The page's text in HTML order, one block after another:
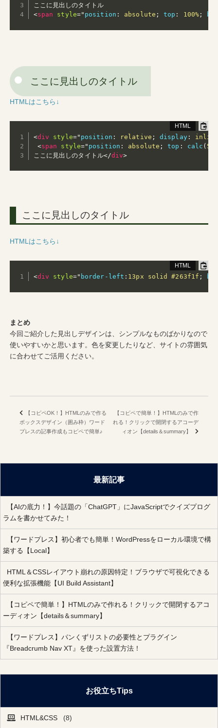
ここに見出しのタイトル
<span style=" position : absolute ; top : 100% ;
ここに見出しのタイトル
HTMLはこちら↓
<div style=" position : relative ; display:
<span style=" position : absolute ; top : calc (
ここに見出しのタイトル</div>
ここに見出しのタイトル
HTMLはこちら↓
<div style=" border-left : 13px solid #263f1f ;
まとめ
今回ご紹介した見出しデザインは、シンプルなものばかりなので
使いやすいかと思います。色を変更したりなど、サイトの雰囲気
に合わせてご活用ください。
【コピペOK！】HTMLのみで作る
ボックスデザイン（囲み枠）ワード
プレスの記事作成もコピペで簡単♪
【コピペで簡単！】HTMLのみで作
れる！クリックで開閉するアコーデ
ィオン【details＆summary】
最新記事
【AIの底力！】今話題の「ChatGPT」にJavaScriptでクイズプログ
ラムを書かせてみた！
【ワードプレス】初心者でも簡単！WordPressをローカル環境で構
築する【Local】
HTML＆CSSレイアウト崩れの原因特定！ブラウザで可視化できる
便利な拡張機能【UI Build Assistant】
【コピペで簡単！】HTMLのみで作れる！クリックで開閉するアコ
ーディオン【details＆summary】
【ワードプレス】パンくずリストの必要性とプラグイン
『Breadcrumb Nav XT』を使った設置方法！
お役立ちTips
HTML&CSS (8)